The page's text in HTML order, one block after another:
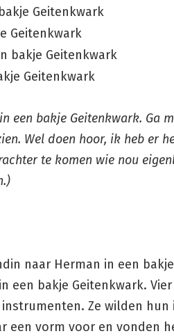
een bakje Geitenkwark. Ga
Wel doen hoor, ik heb er
te komen wie nou
naar Herman in een bakje
een bakje Geitenkwark.
Ze wilden hun
een vorm voor en vonden